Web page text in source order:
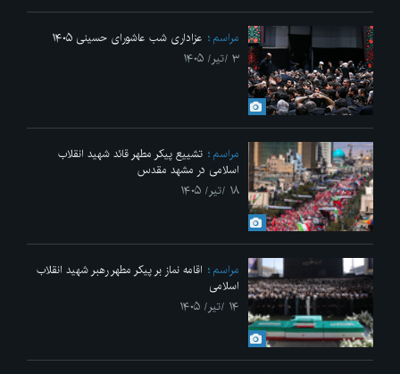
مراسم
عزاداری شب عاشورای حسینی ۱۴۰۵
۳ /تیر/ ۱۴۰۵
مراسم
تشییع پیکر مطهر قائد شهید انقلاب
اسلامی در مشهد مقدس
۱۸ /تیر/ ۱۴۰۵
مراسم
اقامه نماز بر پیکر مطهر رهبر شهید انقلاب
اسلامی
۱۴ /تیر/ ۱۴۰۵